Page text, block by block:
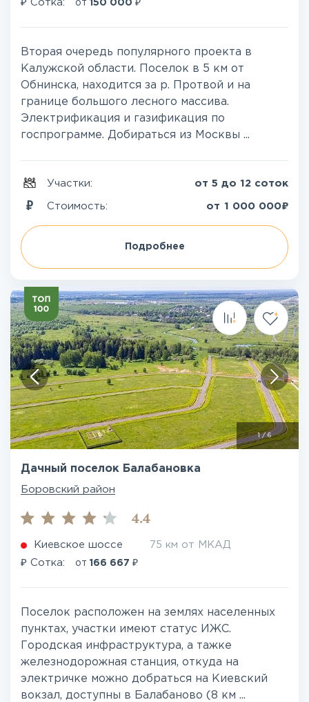
Сотка: от 150 000
Вторая очередь популярного проекта в
Калужской области. Поселок в 5 км от
Обнинска, находится за р. Протвой и на
границе большого лесного массива.
Электрификация и газификация по
госпрограмме. Добираться из Москвы ...
Участки: от 5 до 12 соток
Стоимость: от 1 000 000₽
Подробнее
1/6
Дачный поселок Балабановка
Боровский район
4.4
Киевское шоссе 75 км от МКАД
₽ Сотка: от 166 667 ₽
Поселок расположен на землях населенных
пунктах, участки имеют статус ИЖС.
Городская инфраструктура, а тажке
железнодорожная станция, откуда на
электричке можно добраться на Киевский
вокзал, доступны в Балабаново (8 км ...